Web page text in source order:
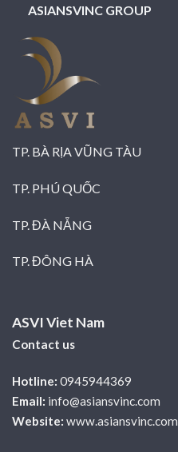
ASIANSVINC GROUP
TP. BÀ RỊA VŨNG TÀU
TP. PHÚ QUỐC
TP. ĐÀ NẴNG
TP. ĐÔNG HÀ
ASVI Viet Nam
Contact us
Hotline: 0945944369
Email: info@asiansvinc.com
Website: www.asiansvinc.com